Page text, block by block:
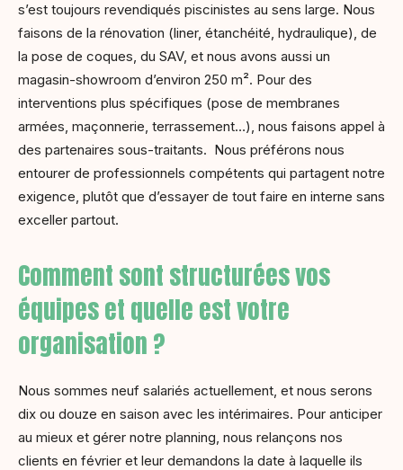
s’est toujours revendiqués piscinistes au sens large. Nous
faisons de la rénovation (liner, étanchéité, hydraulique), de
la pose de coques, du SAV, et nous avons aussi un
magasin-showroom d’environ 250 m². Pour des
interventions plus spécifiques (pose de membranes
armées, maçonnerie, terrassement…), nous faisons appel à
des partenaires sous-traitants. Nous préférons nous
entourer de professionnels compétents qui partagent notre
exigence, plutôt que d’essayer de tout faire en interne sans
exceller partout.
Comment sont structurées vos
équipes et quelle est votre
organisation ?
Nous sommes neuf salariés actuellement, et nous serons
dix ou douze en saison avec les intérimaires. Pour anticiper
au mieux et gérer notre planning, nous relançons nos
clients en février et leur demandons la date à laquelle ils